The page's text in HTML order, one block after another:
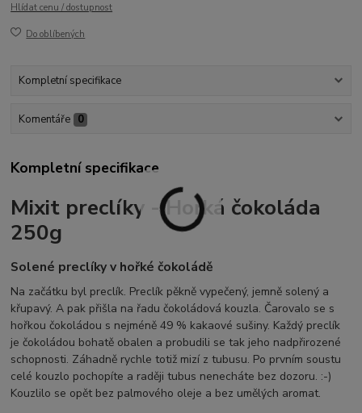
Hlídat cenu / dostupnost
Do oblíbených
Kompletní specifikace
Komentáře 0
Kompletní specifikace
Mixit preclíky - Hořká čokoláda
250g
Solené preclíky v hořké čokoládě
Na začátku byl preclík. Preclík pěkně vypečený, jemně solený a
křupavý. A pak přišla na řadu čokoládová kouzla. Čarovalo se s
hořkou čokoládou s nejméně 49 % kakaové sušiny. Každý preclík
je čokoládou bohatě obalen a probudili se tak jeho nadpřirozené
schopnosti. Záhadně rychle totiž mizí z tubusu. Po prvním soustu
celé kouzlo pochopíte a raději tubus nenecháte bez dozoru. :-)
Kouzlilo se opět bez palmového oleje a bez umělých aromat.